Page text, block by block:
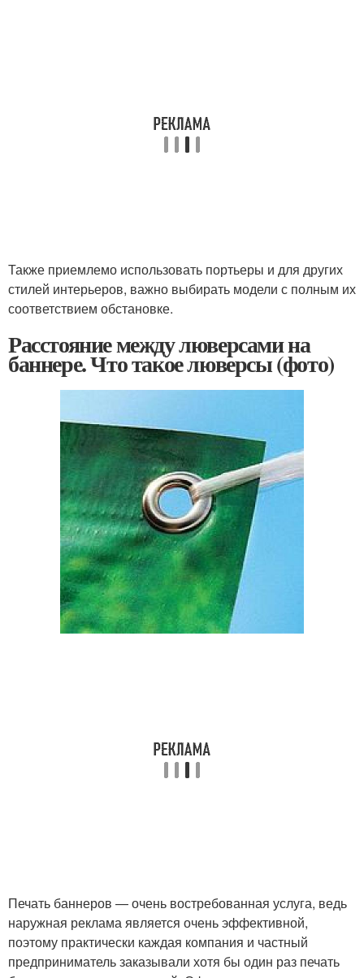
Также приемлемо использовать портьеры и для других
стилей интерьеров, важно выбирать модели с полным их
соответствием обстановке.
Расстояние между люверсами на
баннере. Что такое люверсы (фото)
Печать баннеров — очень востребованная услуга, ведь
наружная реклама является очень эффективной,
поэтому практически каждая компания и частный
предприниматель заказывали хотя бы один раз печать